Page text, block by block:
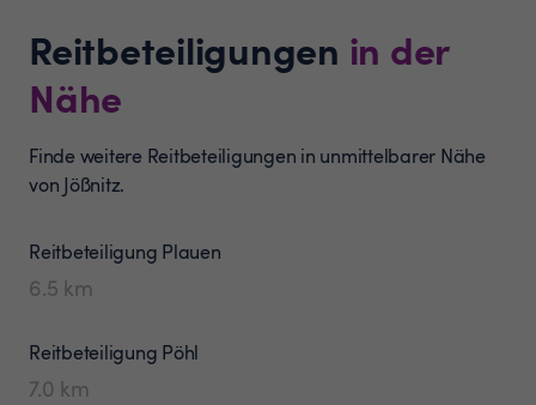
Reitbeteiligungen in der
Nähe
Finde weitere Reitbeteiligungen in unmittelbarer Nähe
von Jößnitz.
Reitbeteiligung Plauen
6.5 km
Reitbeteiligung Pöhl
7.0 km